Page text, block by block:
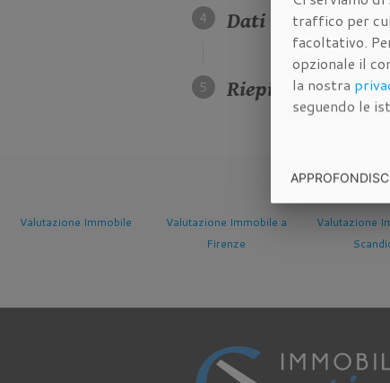
Dati della
Riepilogo dei
Valutazione Immobile a
Valutazione Immobile a
Scandicci
Valutazione
Sesto
traffico per
facoltativo.
opzionale il
la nostra
seguendo le